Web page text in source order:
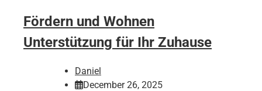
Fördern und Wohnen
Unterstützung für Ihr Zuhause
Daniel
December 26, 2025